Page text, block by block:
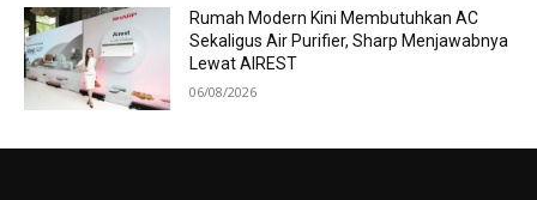
Rumah Modern Kini Membutuhkan AC
Sekaligus Air Purifier, Sharp Menjawabnya
Lewat AIREST
06/08/2026